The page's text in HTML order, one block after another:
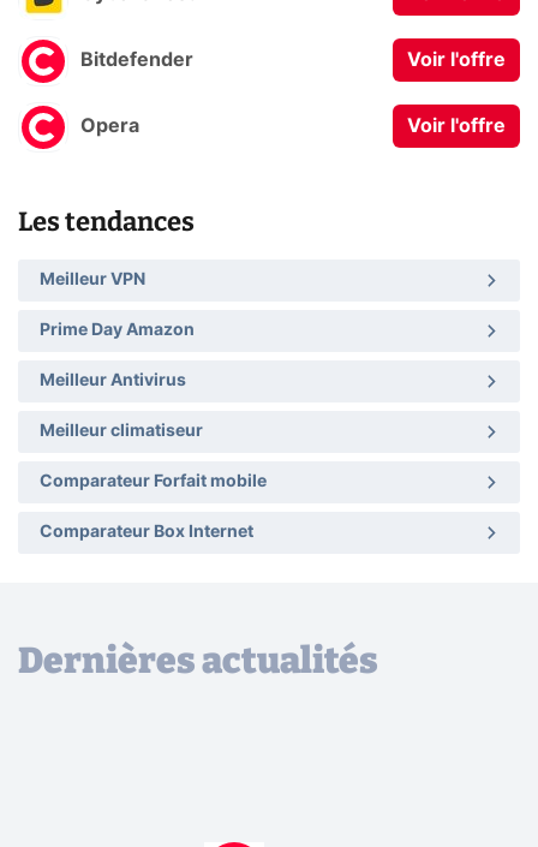
Bitdefender Voir l'offre
Opera Voir l'offre
Les tendances
Meilleur VPN
Prime Day Amazon
Meilleur Antivirus
Meilleur climatiseur
Comparateur Forfait mobile
Comparateur Box Internet
Dernières actualités